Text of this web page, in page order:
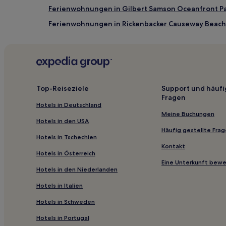
Ferienwohnungen in Gilbert Samson Oceanfront
Ferienwohnungen in Rickenbacker Causeway Beach
2-Sterne-Hotels in Shops at Sunset Place
3-Sterne-Hotels in Art Deco Historic District
3-Sterne-Hotels in Shoppingviertel 49th Street
4-Sterne-Hotels in Wynwood Art District
3-Sterne-Hotels in Bay Harbor Islands
5-Sterne-Hotels in Miami Beach Boardwalk
5-Sterne-Hotels in Hollywood Beach
2-Sterne-Hotels in Little Haiti
4-Sterne-Hotels in Shoppingviertel Miami Design
3-Sterne-Hotels in Einkaufsviertel an der Collins
Top-Reiseziele
Hotels in Deutschland
Hotels in den USA
Hotels in Tschechien
Hotels in Österreich
Hotels in den Niederlanden
Hotels in Italien
Hotels in Schweden
Hotels in Portugal
Support und
Fragen
Meine Buchungen
Häufig gestellte
Kontakt
Eine Unterkunft